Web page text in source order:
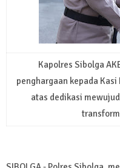
Kapolres Sibolga
penghargaan kepada
atas dedikasi